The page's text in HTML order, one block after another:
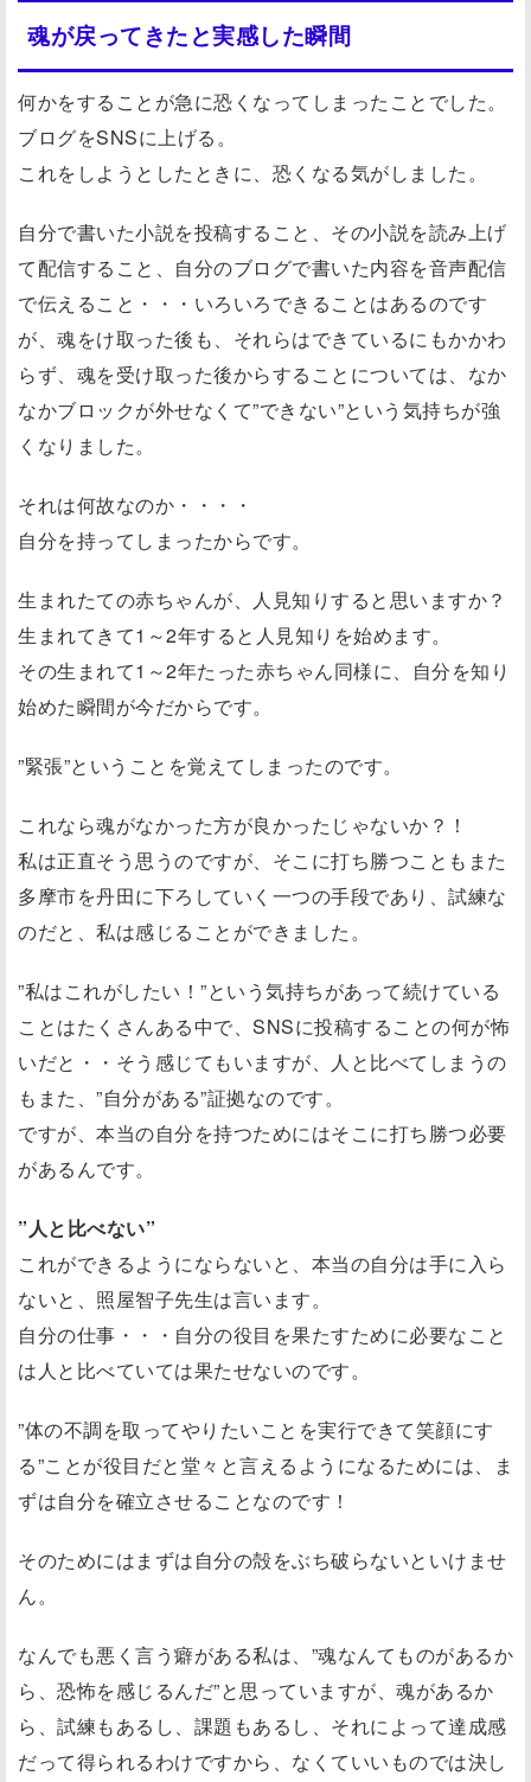
魂が戻ってきたと実感した瞬間
何かをすることが急に恐くなってしまったことでした。
ブログをSNSに上げる。
これをしようとしたときに、恐くなる気がしました。
自分で書いた小説を投稿すること、その小説を読み上げ
て配信すること、自分のブログで書いた内容を音声配信
で伝えること・・・いろいろできることはあるのです
が、魂をけ取った後も、それらはできているにもかかわ
らず、魂を受け取った後からすることについては、なか
なかブロックが外せなくて”できない”という気持ちが強
くなりました。
それは何故なのか・・・・
自分を持ってしまったからです。
生まれたての赤ちゃんが、人見知りすると思いますか？
生まれてきて1～2年すると人見知りを始めます。
その生まれて1～2年たった赤ちゃん同様に、自分を知り
始めた瞬間が今だからです。
”緊張”ということを覚えてしまったのです。
これなら魂がなかった方が良かったじゃないか？！
私は正直そう思うのですが、そこに打ち勝つこともまた
多摩市を丹田に下ろしていく一つの手段であり、試練な
のだと、私は感じることができました。
”私はこれがしたい！”という気持ちがあって続けている
ことはたくさんある中で、SNSに投稿することの何が怖
いだと・・そう感じてもいますが、人と比べてしまうの
もまた、”自分がある”証拠なのです。
ですが、本当の自分を持つためにはそこに打ち勝つ必要
があるんです。
”人と比べない”
これができるようにならないと、本当の自分は手に入ら
ないと、照屋智子先生は言います。
自分の仕事・・・自分の役目を果たすために必要なこと
は人と比べていては果たせないのです。
”体の不調を取ってやりたいことを実行できて笑顔にす
る”ことが役目だと堂々と言えるようになるためには、ま
ずは自分を確立させることなのです！
そのためにはまずは自分の殻をぶち破らないといけませ
ん。
なんでも悪く言う癖がある私は、”魂なんてものがあるか
ら、恐怖を感じるんだ”と思っていますが、魂があるか
ら、試練もあるし、課題もあるし、それによって達成感
だって得られるわけですから、なくていいものでは決し